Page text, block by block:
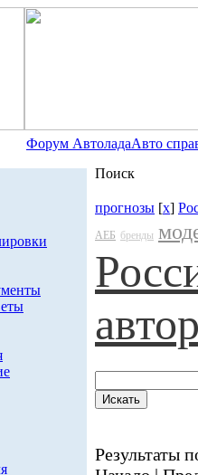
Форум АвтоладаАвто
Поиск
прогнозы [x]
АЕБ бренды
Результаты